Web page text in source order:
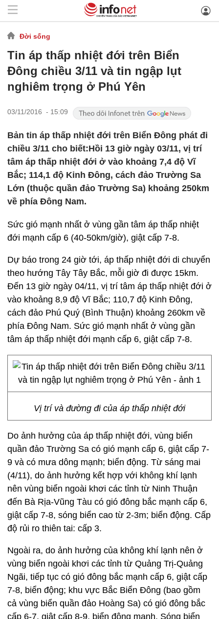
Đời sống
Tin áp thấp nhiệt đới trên Biển
Đông chiều 3/11 và tin ngập lụt
nghiêm trọng ở Phú Yên
03/11/2016 - 15:09
Bản tin áp thấp nhiệt đới trên Biển Đông phát đi
chiều 3/11 cho biết:Hồi 13 giờ ngày 03/11, vị trí
tâm áp thấp nhiệt đới ở vào khoảng 7,4 độ Vĩ
Bắc; 114,1 độ Kinh Đông, cách đảo Trường Sa
Lớn (thuộc quần đảo Trường Sa) khoảng 250km
về phía Đông Nam.
Sức gió mạnh nhất ở vùng gần tâm áp thấp nhiệt
đới mạnh cấp 6 (40-50km/giờ), giật cấp 7-8.
Dự báo trong 24 giờ tới, áp thấp nhiệt đới di chuyển
theo hướng Tây Tây Bắc, mỗi giờ đi được 15km.
Đến 13 giờ ngày 04/11, vị trí tâm áp thấp nhiệt đới ở
vào khoảng 8,9 độ Vĩ Bắc; 110,7 độ Kinh Đông,
cách đảo Phú Quý (Bình Thuận) khoảng 260km về
phía Đông Nam. Sức gió mạnh nhất ở vùng gần
tâm áp thấp nhiệt đới mạnh cấp 6, giật cấp 7-8.
Vị trí và đường đi của áp thấp nhiệt đới
Do ảnh hưởng của áp thấp nhiệt đới, vùng biển
quần đảo Trường Sa có gió mạnh cấp 6, giật cấp 7-
9 và có mưa dông mạnh; biển động. Từ sáng mai
(4/11), do ảnh hưởng kết hợp với không khí lạnh
nên vùng biển ngoài khơi các tỉnh từ Ninh Thuận
đến Bà Rịa-Vũng Tàu có gió đông bắc mạnh cấp 6,
giật cấp 7-8, sóng biển cao từ 2-3m; biển động. Cấp
độ rủi ro thiên tai: cấp 3.
Ngoài ra, do ảnh hưởng của không khí lạnh nên ở
vùng biển ngoài khơi các tỉnh từ Quảng Trị-Quảng
Ngãi, tiếp tục có gió đông bắc mạnh cấp 6, giật cấp
7-8, biển động; khu vực Bắc Biển Đông (bao gồm
cả vùng biển quần đảo Hoàng Sa) có gió đông bắc
cấp 6-7, giật cấp 8-9, biển động mạnh. Sóng biển